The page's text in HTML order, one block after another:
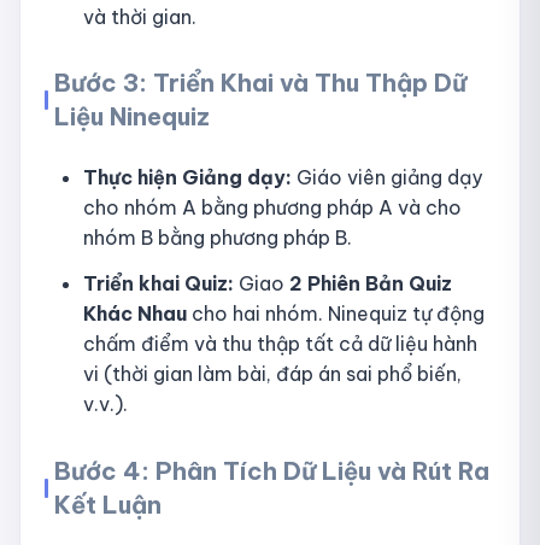
và thời gian.
Bước 3: Triển Khai và Thu Thập Dữ
Liệu Ninequiz
Thực hiện Giảng dạy: Giáo viên giảng dạy
cho nhóm A bằng phương pháp A và cho
nhóm B bằng phương pháp B.
Triển khai Quiz: Giao 2 Phiên Bản Quiz
Khác Nhau cho hai nhóm. Ninequiz tự động
chấm điểm và thu thập tất cả dữ liệu hành
vi (thời gian làm bài, đáp án sai phổ biến,
v.v.).
Bước 4: Phân Tích Dữ Liệu và Rút Ra
Kết Luận